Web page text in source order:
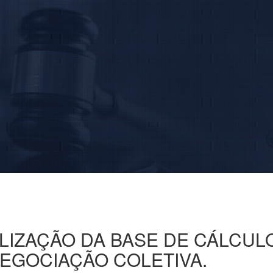
DA BASE DE
COLETIVA.